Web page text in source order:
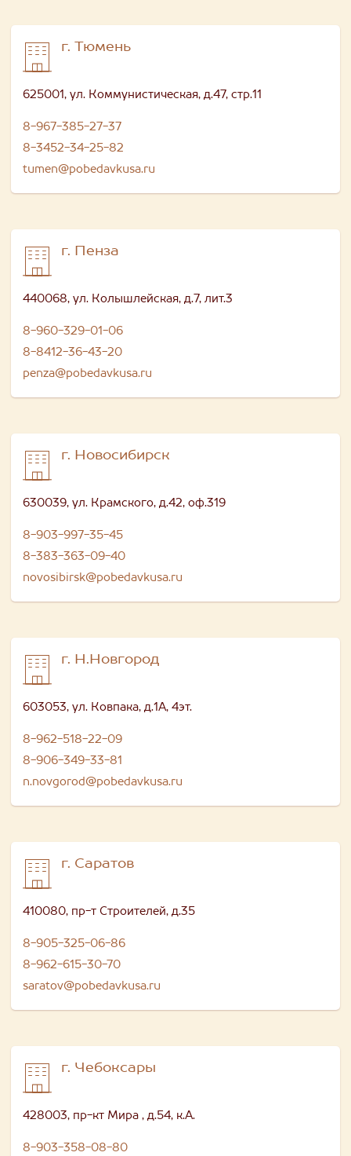
г. Тюмень
625001, ул. Коммунистическая, д.47, стр.11
8-967-385-27-37
8-3452-34-25-82
tumen@pobedavkusa.ru
г. Пенза
440068, ул. Колышлейская, д.7, лит.3
8-960-329-01-06
8-8412-36-43-20
penza@pobedavkusa.ru
г. Новосибирск
630039, ул. Крамского, д.42, оф.319
8-903-997-35-45
8-383-363-09-40
novosibirsk@pobedavkusa.ru
г. Н.Новгород
603053, ул. Ковпака, д.1А, 4эт.
8-962-518-22-09
8-906-349-33-81
n.novgorod@pobedavkusa.ru
г. Саратов
410080, пр-т Строителей, д.35
8-905-325-06-86
8-962-615-30-70
saratov@pobedavkusa.ru
г. Чебоксары
428003, пр-кт Мира , д.54, к.А.
8-903-358-08-80